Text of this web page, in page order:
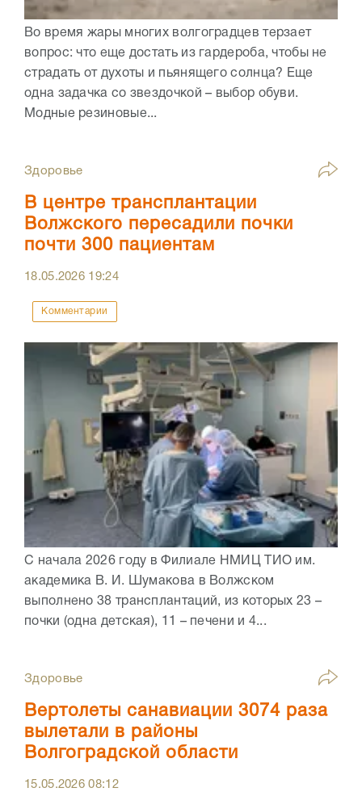
Во время жары многих волгоградцев терзает
вопрос: что еще достать из гардероба, чтобы не
страдать от духоты и пьянящего солнца? Еще
одна задачка со звездочкой – выбор обуви.
Модные резиновые...
Здоровье
В центре трансплантации
Волжского пересадили почки
почти 300 пациентам
18.05.2026 19:24
Комментарии
С начала 2026 году в Филиале НМИЦ ТИО им.
академика В. И. Шумакова в Волжском
выполнено 38 трансплантаций, из которых 23 –
почки (одна детская), 11 – печени и 4...
Здоровье
Вертолеты санавиации 3074 раза
вылетали в районы
Волгоградской области
15.05.202608:12